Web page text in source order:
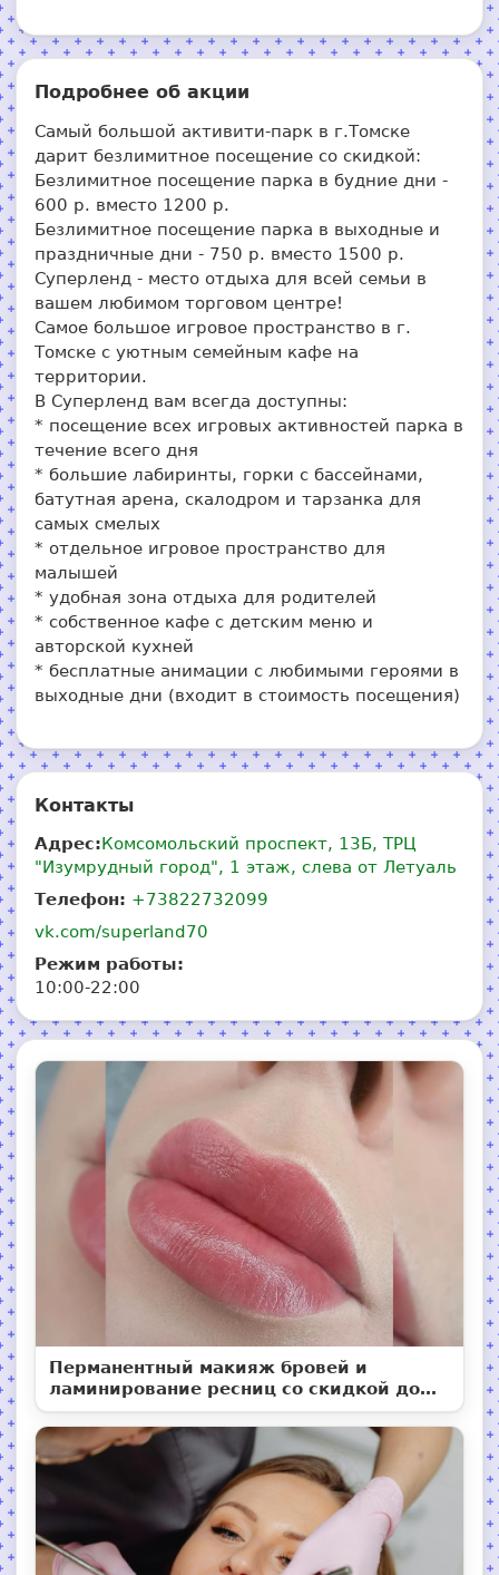
Подробнее об акции
Самый большой активити-парк в г.Томске
дарит безлимитное посещение со скидкой:
Безлимитное посещение парка в будние дни -
600 р. вместо 1200 р.
Безлимитное посещение парка в выходные и
праздничные дни - 750 р. вместо 1500 р.
Суперленд - место отдыха для всей семьи в
вашем любимом торговом центре!
Самое большое игровое пространство в г.
Томске с уютным семейным кафе на
территории.
В Суперленд вам всегда доступны:
* посещение всех игровых активностей парка в
течение всего дня
* большие лабиринты, горки с бассейнами,
батутная арена, скалодром и тарзанка для
самых смелых
* отдельное игровое пространство для
малышей
* удобная зона отдыха для родителей
* собственное кафе с детским меню и
авторской кухней
* бесплатные анимации с любимыми героями в
выходные дни (входит в стоимость посещения)
Контакты
Адрес: Комсомольский проспект, 13Б, ТРЦ
"Изумрудный город", 1 этаж, слева от Летуаль
Телефон: +73822732099
vk.com/superland70
Режим работы:
10:00-22:00
Перманентный макияж бровей и
ламинирование ресниц со скидкой до
50%